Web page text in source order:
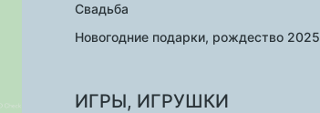
Свадьба
Новогодние подарки, рождество 2025
ИГРЫ, ИГРУШКИ